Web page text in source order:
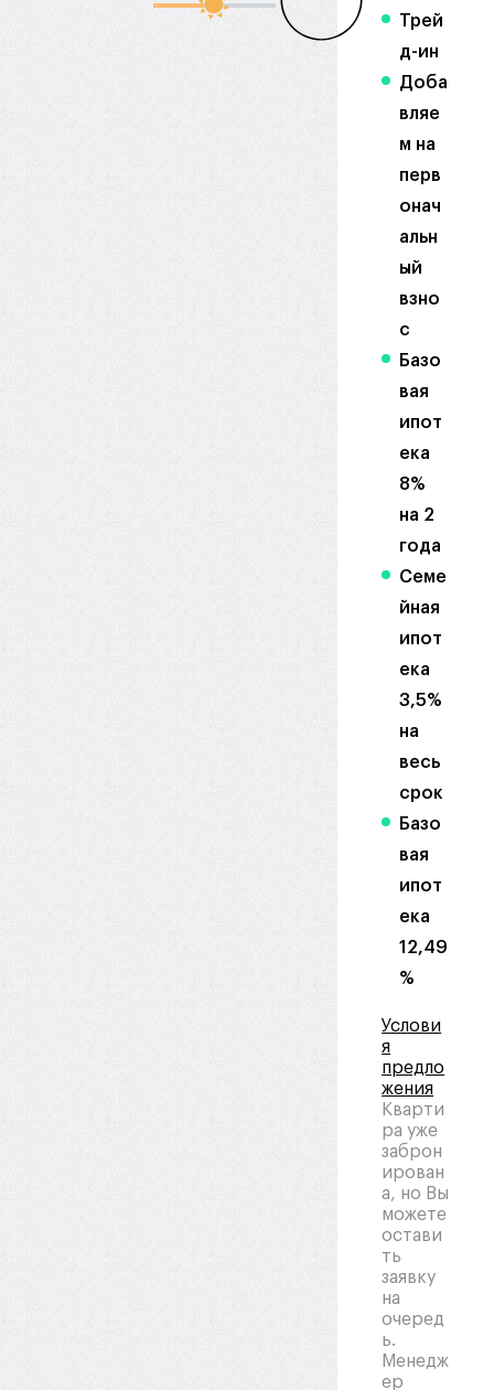
Трей
д-ин
Доба
вляе
м на
перв
онач
альн
ый
взно
с
Базо
вая
ипот
ека
8%
на 2
года
Семе
йная
ипот
ека
3,5%
на
весь
срок
Базо
вая
ипот
ека
12,49
%
Услови
я
предло
жения
Кварти
ра уже
заброн
ирован
а, но Вы
можете
остави
ть
заявку
на
очеред
ь.
Менедж
ер